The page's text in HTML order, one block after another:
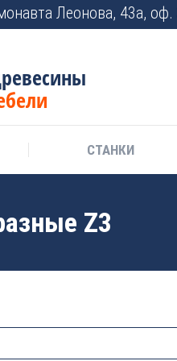
Леонова, 43а, оф.
СТАНКИ
Z3